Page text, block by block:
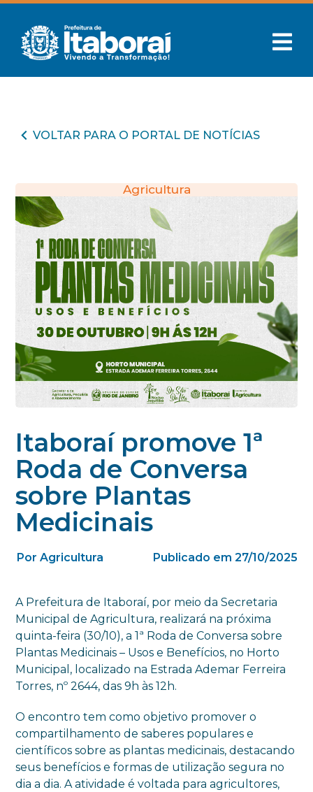
VOLTAR PARA O PORTAL DE NOTÍCIAS
Agricultura
Itaboraí promove 1ª
Roda de Conversa
sobre Plantas
Medicinais
Por Agricultura Publicado em 27/10/2025
A Prefeitura de Itaboraí, por meio da Secretaria
Municipal de Agricultura, realizará na próxima
quinta-feira (30/10), a 1ª Roda de Conversa sobre
Plantas Medicinais – Usos e Benefícios, no Horto
Municipal, localizado na Estrada Ademar Ferreira
Torres, nº 2644, das 9h às 12h.
O encontro tem como objetivo promover o
compartilhamento de saberes populares e
científicos sobre as plantas medicinais, destacando
seus benefícios e formas de utilização segura no
dia a dia. A atividade é voltada para agricultores,